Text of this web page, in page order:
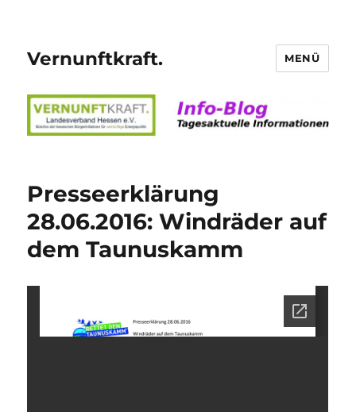
Vernunftkraft. MENÜ
Presseerklärung
28.06.2016: Windräder auf
dem Taunuskamm